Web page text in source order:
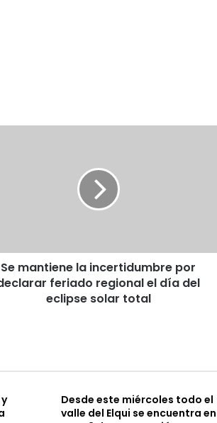
Se mantiene la incertidumbre por
feriado regional el día del
eclipse solar total
Desde este miércoles todo el
valle del Elqui se encuentra en